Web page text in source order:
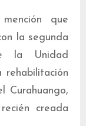
que
la segunda
la Unidad
Curahuango,
creada